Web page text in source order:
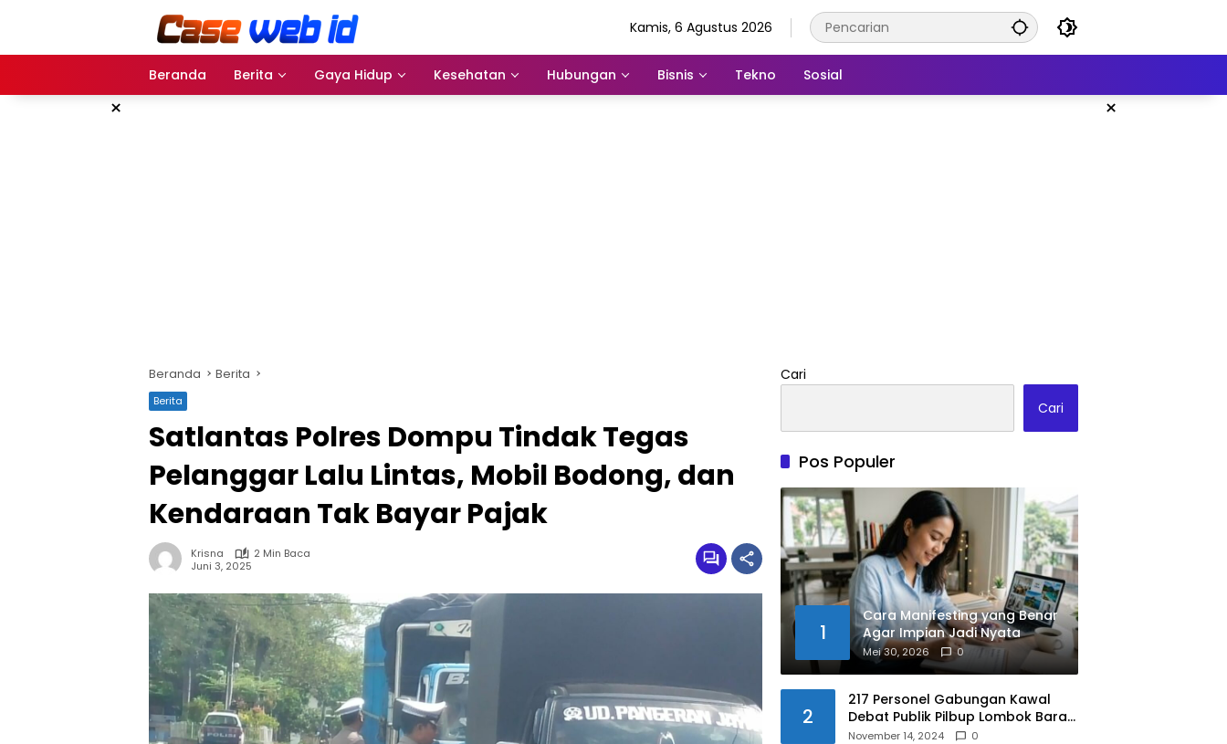
Kamis, 6 Agustus 2026
Beranda Berita Gaya Hidup Kesehatan Hubungan Bisnis Tekno Sosial
× ×
Beranda Berita
Berita
Satlantas Polres Dompu Tindak Tegas
Pelanggar Lalu Lintas, Mobil Bodong, dan
Kendaraan Tak Bayar Pajak
Krisna
2 Min Baca
Juni 3, 2025
Cari
Cari
Pos Populer
1
Cara Manifesting yang Benar
Agar Impian Jadi Nyata
Mei 30, 2026 0
2
217 Personel Gabungan Kawal
Debat Publik Pilbup Lombok Barat
2024
November 14, 2024 0